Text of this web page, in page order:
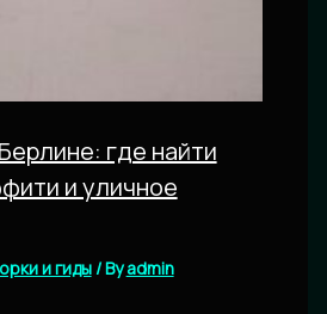
где найти
и уличное
и гиды/ Byadmin